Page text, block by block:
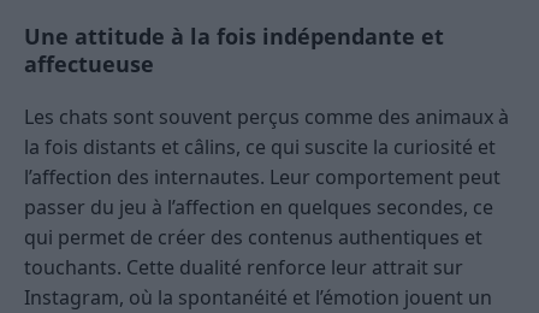
Une attitude à la fois indépendante et
affectueuse
Les chats sont souvent perçus comme des animaux à
la fois distants et câlins, ce qui suscite la curiosité et
l’affection des internautes. Leur comportement peut
passer du jeu à l’affection en quelques secondes, ce
qui permet de créer des contenus authentiques et
touchants. Cette dualité renforce leur attrait sur
Instagram, où la spontanéité et l’émotion jouent un